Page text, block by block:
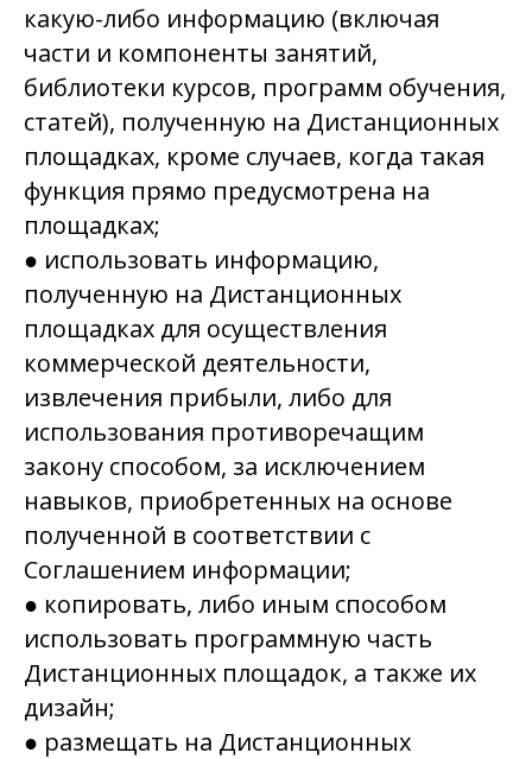
какую-либо информацию (включая
части и компоненты занятий,
библиотеки курсов, программ обучения,
статей), полученную на Дистанционных
площадках, кроме случаев, когда такая
функция прямо предусмотрена на
площадках;
● использовать информацию,
полученную на Дистанционных
площадках для осуществления
коммерческой деятельности,
извлечения прибыли, либо для
использования противоречащим
закону способом, за исключением
навыков, приобретенных на основе
полученной в соответствии с
Соглашением информации;
● копировать, либо иным способом
использовать программную часть
Дистанционных площадок, а также их
дизайн;
● размещать на Дистанционных